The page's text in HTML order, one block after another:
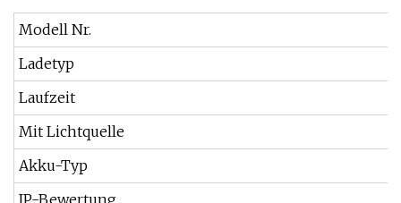
Modell Nr.
Ladetyp
Laufzeit
Mit Lichtquelle
Akku-Typ
IP-Bewertung